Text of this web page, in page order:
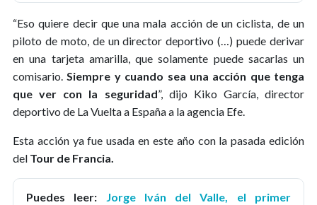
“Eso quiere decir que una mala acción de un ciclista, de un
piloto de moto, de un director deportivo (…) puede derivar
en una tarjeta amarilla, que solamente puede sacarlas un
comisario. Siempre y cuando sea una acción que tenga
que ver con la seguridad”, dijo Kiko García, director
deportivo de La Vuelta a España a la agencia Efe.
Esta acción ya fue usada en este año con la pasada edición
del Tour de Francia.
Puedes leer: Jorge Iván del Valle, el primer